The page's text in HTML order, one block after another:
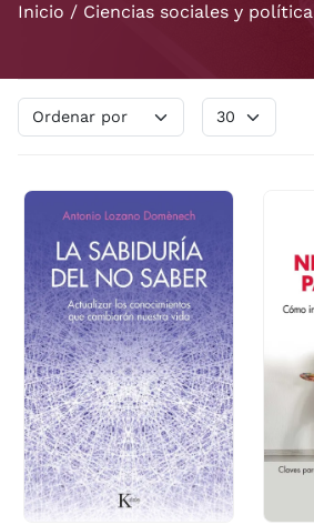
Inicio Ciencias sociales y política